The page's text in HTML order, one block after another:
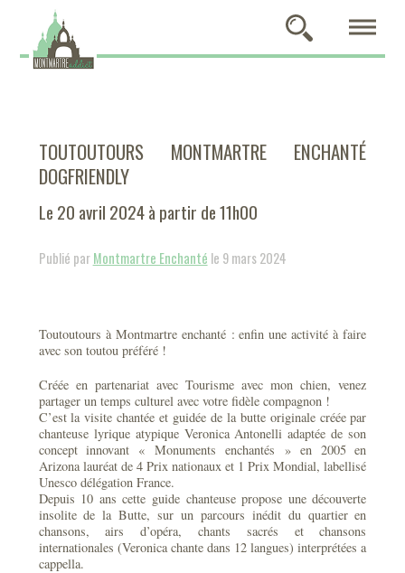
TOUTOUTOURS MONTMARTRE ENCHANTÉ
DOGFRIENDLY
Le 20 avril 2024 à partir de 11h00
Publié parMontmartre Enchanté le 9 mars 2024
Toutoutours à Montmartre enchanté : enfin une activité à faire
avec son toutou préféré !
Créée en partenariat avec Tourisme avec mon chien, venez
partager un temps culturel avec votre fidèle compagnon !
C’est la visite chantée et guidée de la butte originale créée par
chanteuse lyrique atypique Veronica Antonelli adaptée de son
concept innovant « Monuments enchantés » en 2005 en
Arizona lauréat de 4 Prix nationaux et 1 Prix Mondial, labellisé
Unesco délégation France.
Depuis 10 ans cette guide chanteuse propose une découverte
insolite de la Butte, sur un parcours inédit du quartier en
chansons, airs d’opéra, chants sacrés et chansons
internationales (Veronica chante dans 12 langues) interprétées a
cappella.